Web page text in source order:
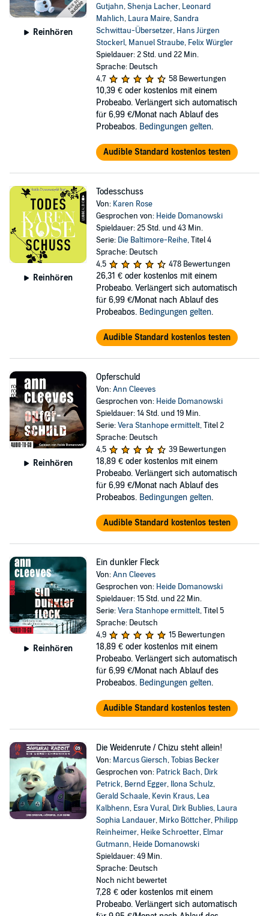
Reinhören
Gutjahn,Shenja Lacher, Leonard
Mahlich, Laura Maire,Sandra
Schwittau-Übersetzer, Hans Jürgen
Stockerl, Manuel Straube, Felix Würgler
Spieldauer: 2 Std. und 22 Min.
Sprache: Deutsch
4,7
58 Bewertungen
10,39 € oder kostenlos mit einem
Probeabo. Verlängert sich automatisch
für 6,99 €/Monat nach Ablauf des
Probeabos. Bedingungen gelten.
Audible Standard kostenlos testen
Reinhören
Todesschuss
Von: Karen Rose
Gesprochen von: Heide Domanowski
Spieldauer: 25 Std. und 43 Min.
Serie: Die Baltimore-Reihe, Titel 4
Sprache: Deutsch
4,5
478 Bewertungen
26,31 € oder kostenlos mit einem
Probeabo. Verlängert sich automatisch
für 6,99 €/Monat nach Ablauf des
Probeabos. Bedingungen gelten.
Audible Standard kostenlos testen
Reinhören
Opferschuld
Von:Ann Cleeves
Gesprochen von: Heide Domanowski
Spieldauer: 14 Std. und 19 Min.
Serie:Vera Stanhope ermittelt, Titel 2
Sprache: Deutsch
4,5
39 Bewertungen
18,89 € oder kostenlos mit einem
Probeabo. Verlängert sich automatisch
für 6,99 €/Monat nach Ablauf des
Probeabos. Bedingungen gelten.
Audible Standard kostenlos testen
Reinhören
Ein dunkler Fleck
Von:Ann Cleeves
Gesprochen von: Heide Domanowski
Spieldauer: 15 Std. und 22 Min.
Serie:Vera Stanhope ermittelt, Titel 5
Sprache: Deutsch
4,9
15 Bewertungen
18,89 € oder kostenlos mit einem
Probeabo. Verlängert sich automatisch
für 6,99 €/Monat nach Ablauf des
Probeabos. Bedingungen gelten.
Audible Standard kostenlos testen
Die Weidenrute / Chizu steht allein!
Von: Marcus Giersch,Tobias Becker
Gesprochen von: Patrick Bach, Dirk
Petrick, Bernd Egger, Ilona Schulz,
Gerald Schaale, Kevin Kraus, Lea
Kalbhenn, Esra Vural, Dirk Bublies, Laura
Sophia Landauer, Mirko Böttcher, Philipp
Reinheimer, Heike Schroetter, Elmar
Gutmann, Heide Domanowski
Spieldauer: 49 Min.
Sprache: Deutsch
Noch nicht bewertet
7,28 € oder kostenlos mit einem
Probeabo. Verlängert sich automatisch